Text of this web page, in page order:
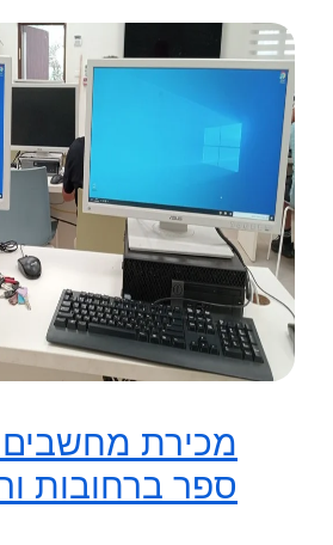
מכירת מחשבים
ספר ברחובות